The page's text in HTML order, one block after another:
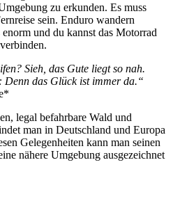
zu erkunden. Es muss
sein. Enduro wandern
und du kannst das Motorrad
Sieh, das Gute liegt so nah.
Denn das Glück ist immer da.“
legal befahrbare Wald und
man in Deutschland und Europa
Gelegenheiten kann man seinen
nähere Umgebung ausgezeichnet